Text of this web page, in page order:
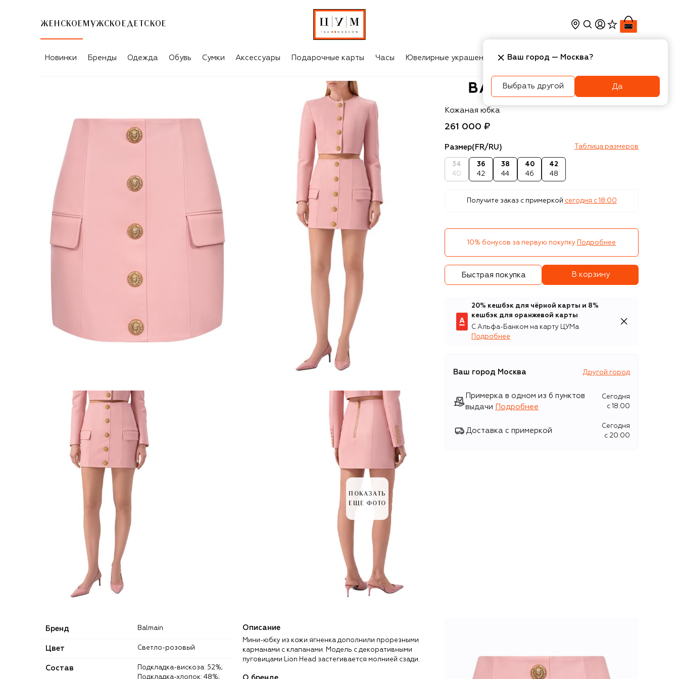
ЖЕНСКОЕ МУЖСКОЕ ДЕТСКОЕ
Новинки Бренды Одежда Обувь Сумки Аксессуары Подарочные карты Часы Ювелирные украшения Косметика Интерьер
ПОКАЗАТЬ
ЕЩЕ ФОТО
Balmain
Кожаная юбка
261 000 ₽
Размер(FR/RU) Таблица размеров
34
40
36
42
38
44
40
46
42
48
Получите заказ с примеркой сегодня c 18:00
10% бонусов за первую покупку Подробнее
Быстрая покупка В корзину
20% кешбэк для чёрной карты и 8%
кешбэк для оранжевой карты
С Альфа-Банком на карту ЦУМа
Подробнее
Ваш город Москва Другой город
Примерка в одном из 6 пунктов
выдачи
Подробнее
Сегодня
c 18:00
Доставка с примеркой
Сегодня
c 20:00
Бренд Balmain
Цвет Светло-розовый
Состав
Подкладка-хлопок: 48%;
Описание
Мини-юбку из кожи ягненка дополнили прорезными
карманами с клапанами. Модель с декоративными
пуговицами Lion Head застегивается молнией сзади.
Ваш город — Москва?
Выбрать другой Да